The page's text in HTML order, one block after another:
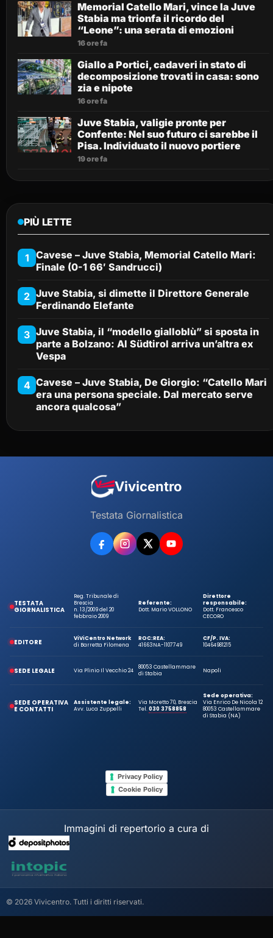
Memorial Catello Mari, vince la Juve
Stabia ma trionfa il ricordo del
“Leone”: una serata di emozioni
16 ore fa
Giallo a Portici, cadaveri in stato di
decomposizione trovati in casa: sono
zia e nipote
16 ore fa
Juve Stabia, valigie pronte per
Confente: Nel suo futuro ci sarebbe il
Pisa. Individuato il nuovo portiere
19 ore fa
PIÙ LETTE
1 Cavese – Juve Stabia, Memorial Catello Mari:
Finale (0-1 66′ Sandrucci)
2 Juve Stabia, si dimette il Direttore Generale
Ferdinando Elefante
3 Juve Stabia, il “modello gialloblù” si sposta in
parte a Bolzano: Al Südtirol arriva un’altra ex
Vespa
4 Cavese – Juve Stabia, De Giorgio: “Catello Mari
era una persona speciale. Dal mercato serve
ancora qualcosa”
Vivicentro
Testata Giornalistica
TESTATA
GIORNALISTICA
Reg. Tribunale di
Brescia
n. 13/2009 del 20
febbraio 2009
Referente:
Dott. Mario VOLLONO
Direttore
responsabile:
Dott. Francesco
CECORO
EDITORE
ViViCentro Network
di Barretta Filomena
ROC:
41663
REA:
NA-1107749
CF/P. IVA:
10464981215
SEDE LEGALE Via Plinio Il Vecchio 24
80053 Castellammare
di Stabia
Napoli
SEDE OPERATIVA
E CONTATTI
Assistente legale:
Avv. Luca Zuppelli
Via Moretto 70, Brescia
Tel.030 3758858
Sede operativa:
Via Enrico De Nicola 12
80053 Castellammare
di Stabia (NA)
Privacy Policy
Cookie Policy
Immagini di repertorio a cura di
© 2026 Vivicentro. Tutti i diritti riservati.